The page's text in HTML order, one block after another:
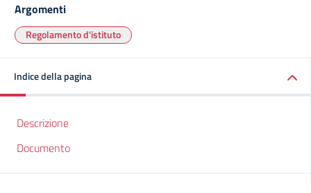
Argomenti
Regolamento d'istituto
Indice della pagina
Descrizione
Documento